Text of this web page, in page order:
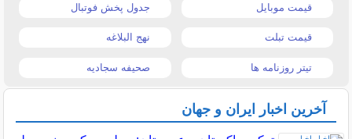
قیمت موبایل جدول پخش فوتبال
قیمت تبلت نهج البلاغه
تیتر روزنامه ها صحیفه سجادیه
آخرین اخبار ایران و جهان